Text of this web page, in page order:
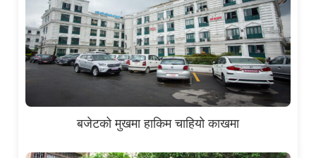
बजेटको मुखमा हाकिम चाहियो काखमा